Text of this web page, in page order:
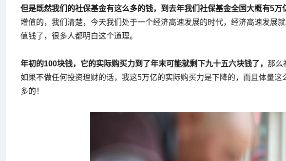
但是既然我们的社保基金有这么多的钱，到去年我们社保基金全国大概有5万
增值的，我们清楚，今天我们处于一个经济高速发展的时代，经济高速发展
值钱了，很多人都明白这个道理。
年初的100块钱，它的实际购买力到了年末可能就剩下九十五六块钱了， 那么
如果不做任何投资理财的话，我这5万亿的实际购买力是下降的，而且体量
多的！